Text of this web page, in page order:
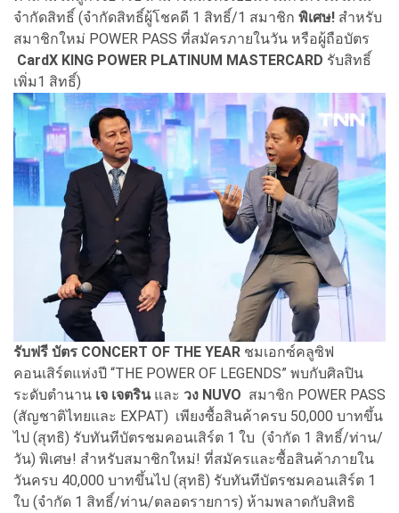
จำกัดสิทธิ์ (จำกัดสิทธิ์ผู้โชคดี 1 สิทธิ์/1 สมาชิก พิเศษ! สำหรับ
สมาชิกใหม่ POWER PASS ที่สมัครภายในวัน หรือผู้ถือบัตร
CardX KING POWER PLATINUM MASTERCARD รับสิทธิ์
เพิ่ม1 สิทธิ์)
รับฟรี บัตร CONCERT OF THE YEAR ชมเอกซ์คลูซิฟ
คอนเสิร์ตแห่งปี “THE POWER OF LEGENDS” พบกับศิลปิน
ระดับตำนาน เจ เจตรินและ วง NUVO สมาชิก POWER PASS
(สัญชาติไทยและ EXPAT) เพียงซื้อสินค้าครบ 50,000 บาทขึ้น
ไป (สุทธิ) รับทันทีบัตรชมคอนเสิร์ต 1 ใบ (จำกัด 1 สิทธิ์/ท่าน/
วัน) พิเศษ! สำหรับสมาชิกใหม่! ที่สมัครและซื้อสินค้าภายใน
วันครบ 40,000 บาทขึ้นไป (สุทธิ) รับทันทีบัตรชมคอนเสิร์ต 1
ใบ (จำกัด 1 สิทธิ์/ท่าน/ตลอดรายการ) ห้ามพลาดกับสิทธิ